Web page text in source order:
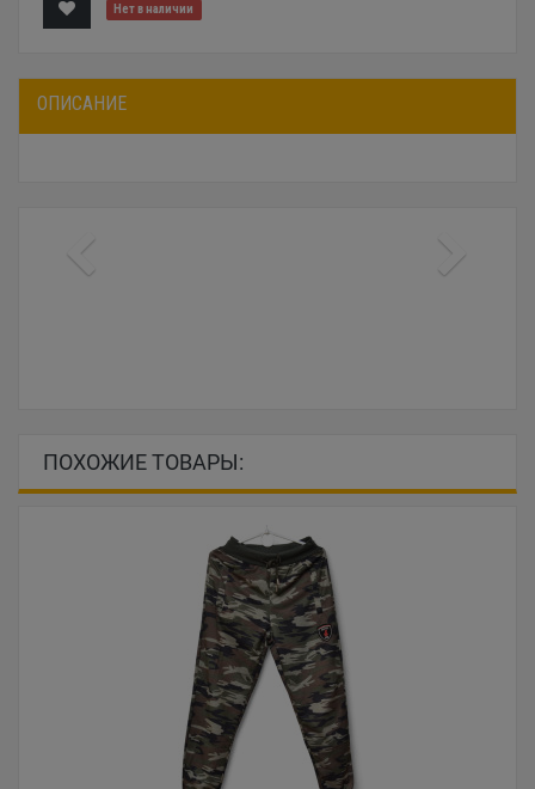
Нет в наличии
ОПИСАНИЕ
ПОХОЖИЕ ТОВАРЫ: